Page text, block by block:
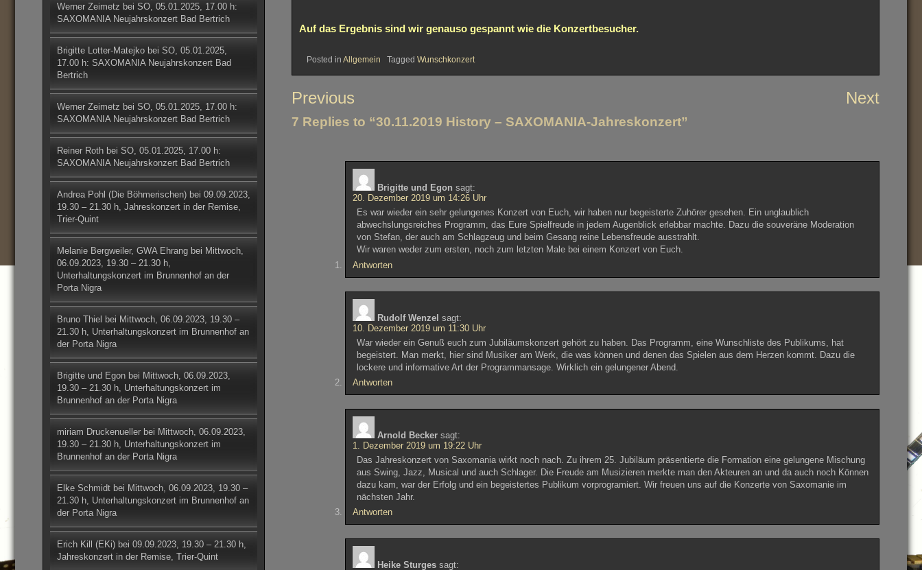
Auf das Ergebnis sind wir genauso gespannt wie die Konzertbesucher.
Posted in Allgemein Tagged Wunschkonzert
Beitragsnavigation
Previous Next
7 Replies to “30.11.2019 History – SAXOMANIA-Jahreskonzert”
Brigitte und Egon sagt:
20. Dezember 2019 um 14:26 Uhr
Es war wieder ein sehr gelungenes Konzert von Euch, wir haben nur begeisterte Zuhörer gesehen. Ein unglaublich
abwechslungsreiches Programm, das Eure Spielfreude in jedem Augenblick erlebbar machte. Dazu die souveräne Moderation
von Stefan, der auch am Schlagzeug und beim Gesang reine Lebensfreude ausstrahlt.
Wir waren weder zum ersten, noch zum letzten Male bei einem Konzert von Euch.
Antworten
Rudolf Wenzel sagt:
10. Dezember 2019 um 11:30 Uhr
War wieder ein Genuß euch zum Jubiläumskonzert gehört zu haben. Das Programm, eine Wunschliste des Publikums, hat
begeistert. Man merkt, hier sind Musiker am Werk, die was können und denen das Spielen aus dem Herzen kommt. Dazu die
lockere und informative Art der Programmansage. Wirklich ein gelungener Abend.
Antworten
Arnold Becker sagt:
1. Dezember 2019 um 19:22 Uhr
Das Jahreskonzert von Saxomania wirkt noch nach. Zu ihrem 25. Jubiläum präsentierte die Formation eine gelungene Mischung
aus Swing, Jazz, Musical und auch Schlager. Die Freude am Musizieren merkte man den Akteuren an und da auch noch Können
dazu kam, war der Erfolg und ein begeistertes Publikum vorprogramiert. Wir freuen uns auf die Konzerte von Saxomanie im
nächsten Jahr.
Antworten
Heike Sturges sagt:
Werner Zeimetz bei SO, 05.01.2025, 17.00 h:
SAXOMANIA Neujahrskonzert Bad Bertrich
Brigitte Lotter-Matejko bei SO, 05.01.2025,
17.00 h: SAXOMANIA Neujahrskonzert Bad
Bertrich
Werner Zeimetz bei SO, 05.01.2025, 17.00 h:
SAXOMANIA Neujahrskonzert Bad Bertrich
Reiner Roth bei SO, 05.01.2025, 17.00 h:
SAXOMANIA Neujahrskonzert Bad Bertrich
Andrea Pohl (Die Böhmerischen) bei 09.09.2023,
19.30 – 21.30 h, Jahreskonzert in der Remise,
Trier-Quint
Melanie Bergweiler, GWA Ehrang bei Mittwoch,
06.09.2023, 19.30 – 21.30 h,
Unterhaltungskonzert im Brunnenhof an der
Porta Nigra
Bruno Thiel bei Mittwoch, 06.09.2023, 19.30 –
21.30 h, Unterhaltungskonzert im Brunnenhof an
der Porta Nigra
Brigitte und Egon bei Mittwoch, 06.09.2023,
19.30 – 21.30 h, Unterhaltungskonzert im
Brunnenhof an der Porta Nigra
miriam Druckenueller bei Mittwoch, 06.09.2023,
19.30 – 21.30 h, Unterhaltungskonzert im
Brunnenhof an der Porta Nigra
Elke Schmidt bei Mittwoch, 06.09.2023, 19.30 –
21.30 h, Unterhaltungskonzert im Brunnenhof an
der Porta Nigra
Erich Kill (EKi) bei 09.09.2023, 19.30 – 21.30 h,
Jahreskonzert in der Remise, Trier-Quint